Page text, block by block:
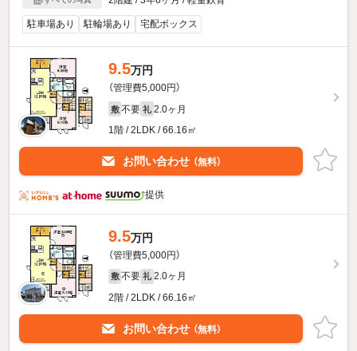
駐車場あり 駐輪場あり 宅配ボックス
9.5万円
（管理費5,000円）
敷 不要 礼 2.0ヶ月
1階 / 2LDK / 66.16㎡
お問い合わせ （無料）
提供
9.5万円
（管理費5,000円）
敷 不要 礼 2.0ヶ月
2階 / 2LDK / 66.16㎡
お問い合わせ （無料）